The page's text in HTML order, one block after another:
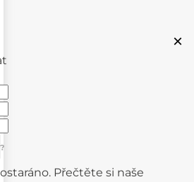
×
Přečtěte si naše